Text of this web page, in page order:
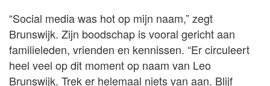
“Social media was hot op mijn naam,” zegt
Brunswijk. Zijn boodschap is vooral gericht aan
familieleden, vrienden en kennissen. “Er circuleert
heel veel op dit moment op naam van Leo
Brunswijk. Trek er helemaal niets van aan. Blijf